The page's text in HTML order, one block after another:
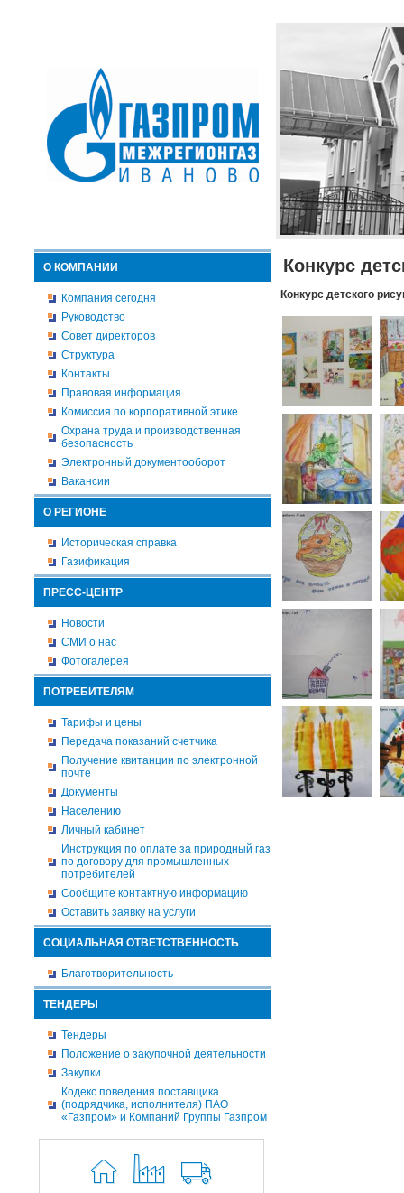
О КОМПАНИИ
Компания сегодня
Руководство
Совет директоров
Структура
Контакты
Правовая информация
Комиссия по корпоративной этике
Охрана труда и производственная
безопасность
Электронный документооборот
Вакансии
О РЕГИОНЕ
Историческая справка
Газификация
ПРЕСС-ЦЕНТР
Новости
СМИ о нас
Фотогалерея
ПОТРЕБИТЕЛЯМ
Тарифы и цены
Передача показаний счетчика
Получение квитанции по электронной
почте
Документы
Населению
Личный кабинет
Инструкция по оплате за природный газ
по договору для промышленных
потребителей
Сообщите контактную информацию
Оставить заявку на услуги
СОЦИАЛЬНАЯ ОТВЕТСТВЕННОСТЬ
Благотворительность
ТЕНДЕРЫ
Тендеры
Положение о закупочной деятельности
Закупки
Кодекс поведения поставщика
(подрядчика, исполнителя) ПАО
«Газпром» и Компаний Группы Газпром
Конкурс
Конкурс детского